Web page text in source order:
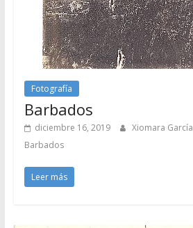
Fotografía
Barbados
diciembre 16, 2019 Xiomara García
Barbados
Leer más